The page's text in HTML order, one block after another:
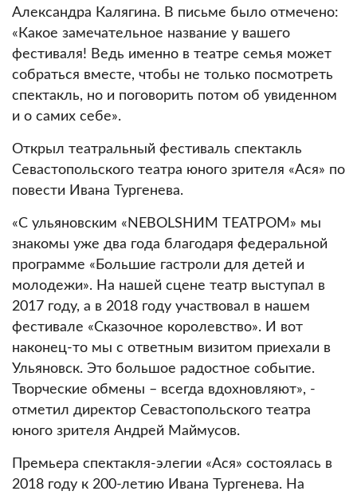
Александра Калягина. В письме было отмечено:
«Какое замечательное название у вашего
фестиваля! Ведь именно в театре семья может
собраться вместе, чтобы не только посмотреть
спектакль, но и поговорить потом об увиденном
и о самих себе».
Открыл театральный фестиваль спектакль
Севастопольского театра юного зрителя «Ася» по
повести Ивана Тургенева.
«С ульяновским «NEBOLSHИМ ТЕАТРОМ» мы
знакомы уже два года благодаря федеральной
программе «Большие гастроли для детей и
молодежи». На нашей сцене театр выступал в
2017 году, а в 2018 году участвовал в нашем
фестивале «Сказочное королевство». И вот
наконец-то мы с ответным визитом приехали в
Ульяновск. Это большое радостное событие.
Творческие обмены – всегда вдохновляют», -
отметил директор Севастопольского театра
юного зрителя Андрей Маймусов.
Премьера спектакля-элегии «Ася» состоялась в
2018 году к 200-летию Ивана Тургенева. На